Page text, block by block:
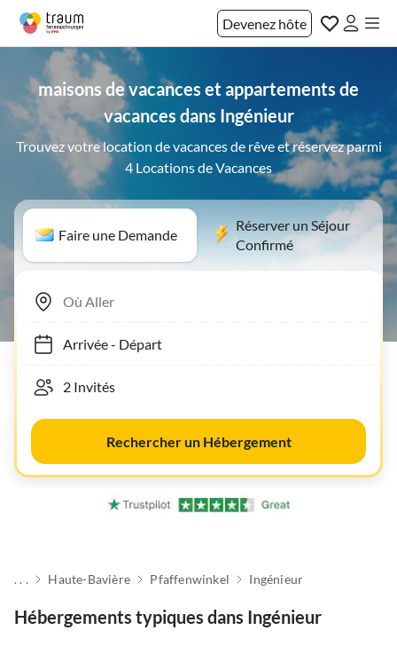
Devenez hôte
maisons de vacances et appartements de
vacances dans Ingénieur
Trouvez votre location de vacances de rêve et réservez parmi
4 Locations de Vacances
Faire une Demande
Réserver un Séjour
Confirmé
Arrivée- Départ
Rechercher un Hébergement
. . . Haute-Bavière Pfaffenwinkel Ingénieur
Hébergements typiques dans Ingénieur